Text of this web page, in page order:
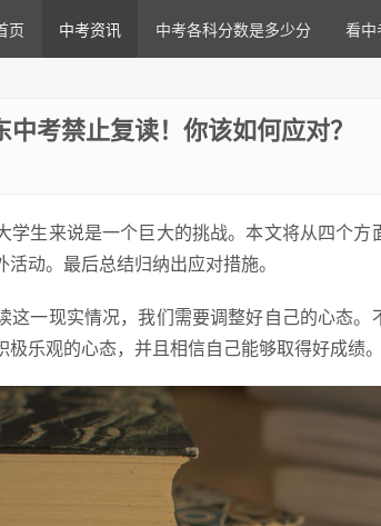
页 中考资讯 中考各科分数是多少分 看中
考禁止复读！你该如何应对？
学生来说是一个巨大的挑战。本文将从四个
动。最后总结归纳出应对措施。
这一现实情况，我们需要调整好自己的心态
乐观的心态，并且相信自己能够取得好成绩。